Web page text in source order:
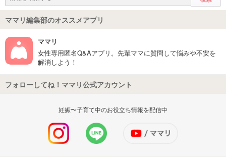
ママリ編集部のオススメアプリ
ママリ
女性専用匿名Q&Aアプリ。先輩ママに質問して悩みや不安を
解消しよう！
フォローしてね！ママリ公式アカウント
妊娠〜子育て中のお役立ち情報を配信中